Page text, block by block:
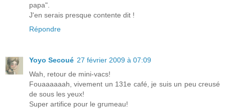
papa".
J'en serais presque contente dit !
Répondre
Yoyo Secoué 27 février 2009 à 07:09
Wah, retour de mini-vacs!
Fouaaaaaah, vivement un 131e café, je suis un peu creusé
de sous les yeux!
Super artifice pour le grumeau!